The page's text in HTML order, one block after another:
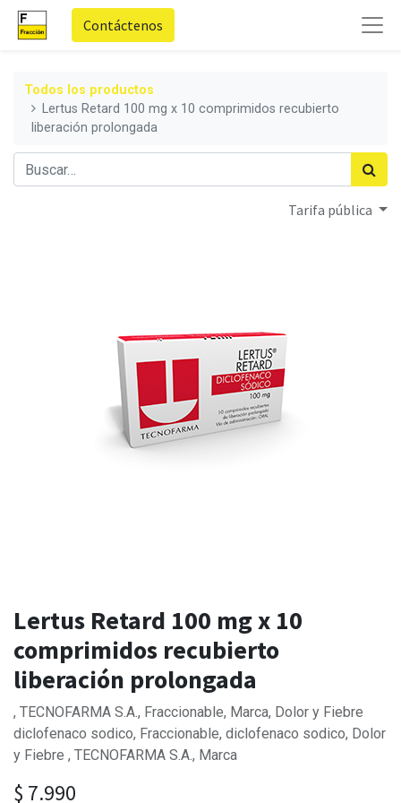
Contáctenos
Todos los productos
Lertus Retard 100 mg x 10 comprimidos recubierto
liberación prolongada
Tarifa pública
Lertus Retard 100 mg x 10
comprimidos recubierto
liberación prolongada
, TECNOFARMA S.A., Fraccionable, Marca, Dolor y Fiebre
diclofenaco sodico, Fraccionable, diclofenaco sodico, Dolor
y Fiebre , TECNOFARMA S.A., Marca
$ 7.990